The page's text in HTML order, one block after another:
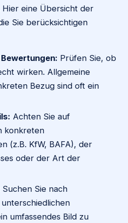
Hier eine Übersicht der
Sie berücksichtigen
Prüfen Sie, ob
wirken. Allgemeine
Bezug sind oft ein
Achten Sie auf
konkreten
(z.B. KfW, BAFA), der
oder der Art der
Suchen Sie nach
umfassendes Bild zu